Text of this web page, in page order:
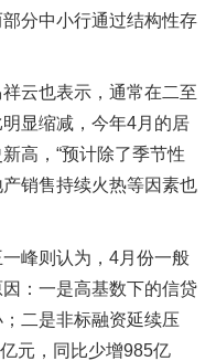
分中小行通过结构性存
云也表示，通常在二至
显缩减，今年4月的居
高，“预计除了季节性
销售持续火热等因素也
峰则认为，4月份一般
：一是高基数下的信贷
二是非标融资延续压
元，同比少增985亿